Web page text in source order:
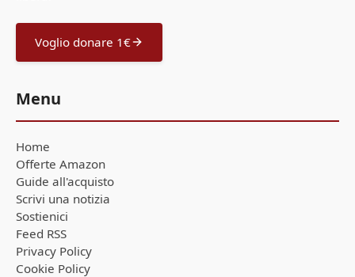
Voglio donare 1€
Menu
Home
Offerte Amazon
Guide all'acquisto
Scrivi una notizia
Sostienici
Feed RSS
Privacy Policy
Cookie Policy